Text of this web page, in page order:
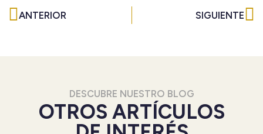
Ant
ANTERIOR SIGUIENTE
DESCUBRE NUESTRO BLOG
OTROS ARTÍCULOS